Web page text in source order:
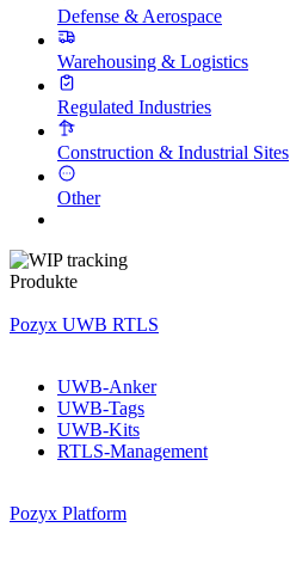
Defense & Aerospace
Warehousing & Logistics
Regulated Industries
Construction & Industrial Sites
Other
Produkte
Pozyx UWB RTLS
UWB-Anker
UWB-Tags
UWB-Kits
RTLS-Management
Pozyx Platform